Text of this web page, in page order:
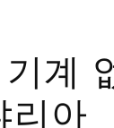
계
리아